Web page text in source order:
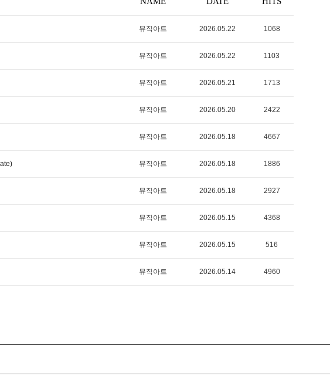
뮤직아트 2026.05.22 1068
뮤직아트 2026.05.22 1103
뮤직아트 2026.05.21 1713
뮤직아트 2026.05.20 2422
뮤직아트 2026.05.18 4667
뮤직아트 2026.05.18 1886
뮤직아트 2026.05.18 2927
뮤직아트 2026.05.15 4368
뮤직아트 2026.05.15 516
뮤직아트 2026.05.14 4960